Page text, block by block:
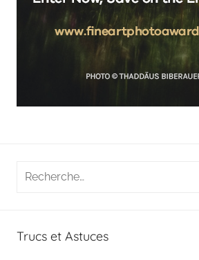
Recherche
Trucs et Astuces